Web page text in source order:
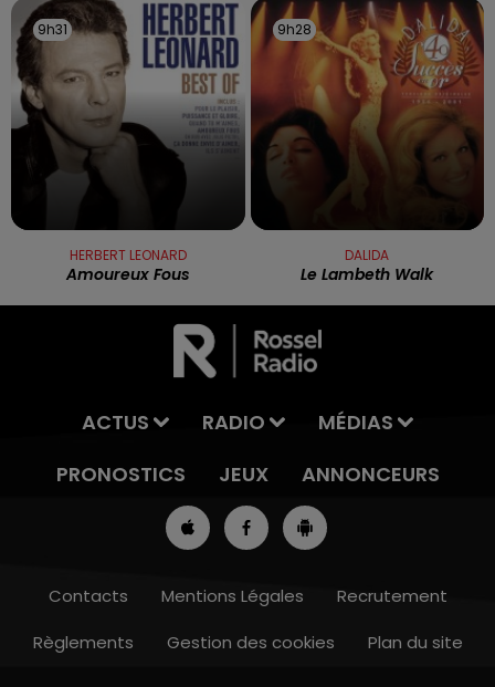
13h00 - 16h00
9h31
9h31
HERBERT LEONARD
Amoureux Fous
9h28
9h28
DALIDA
Le Lambeth Walk
ACTUS RADIO
MÉDIAS
PRONOSTICS
JEUX ANNONCEURS
Contacts Mentions Légales
Recrutement
Règlements
Gestion des cookies Plan du site